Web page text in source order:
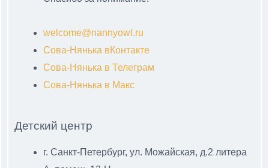
welcome@nannyowl.ru
Сова-Нянька вКонтакте
Сова-Нянька в Телеграм
Сова-Нянька в Макс
Детский центр
г. Санкт-Петербург, ул. Можайская, д.2 литера